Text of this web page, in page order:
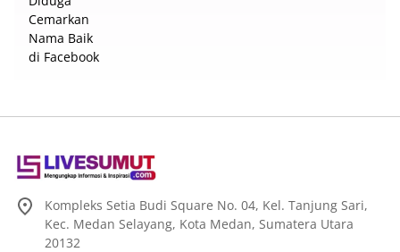
Kompleks Setia Budi Square No. 04, Kel. Tanjung Sari,
Kec. Medan Selayang, Kota Medan, Sumatera Utara
20132